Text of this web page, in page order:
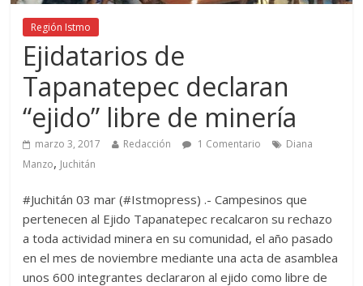
Región Istmo
Ejidatarios de
Tapanatepec declaran
“ejido” libre de minería
marzo 3, 2017 Redacción 1 Comentario
Diana
Manzo, Juchitán
#Juchitán 03 mar (#Istmopress) .- Campesinos que
pertenecen al Ejido Tapanatepec recalcaron su rechazo
a toda actividad minera en su comunidad, el año pasado
en el mes de noviembre mediante una acta de asamblea
unos 600 integrantes declararon al ejido como libre de